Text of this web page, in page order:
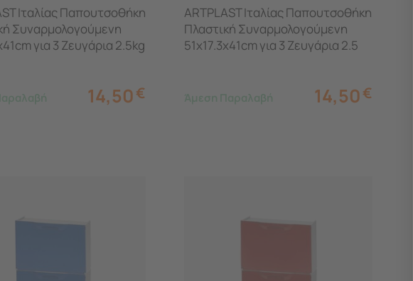
Ιταλίας Παπουτσοθήκη
Συναρμολογούμενη
για 3 Ζευγάρια 2.5kg
14,50€
ARTPLAST Ιταλίας Παπουτσοθήκη
Πλαστική Συναρμολογούμενη
51x17.3x41cm για 3 Ζευγάρια 2.5
Άμεση Παραλαβή 14,50€